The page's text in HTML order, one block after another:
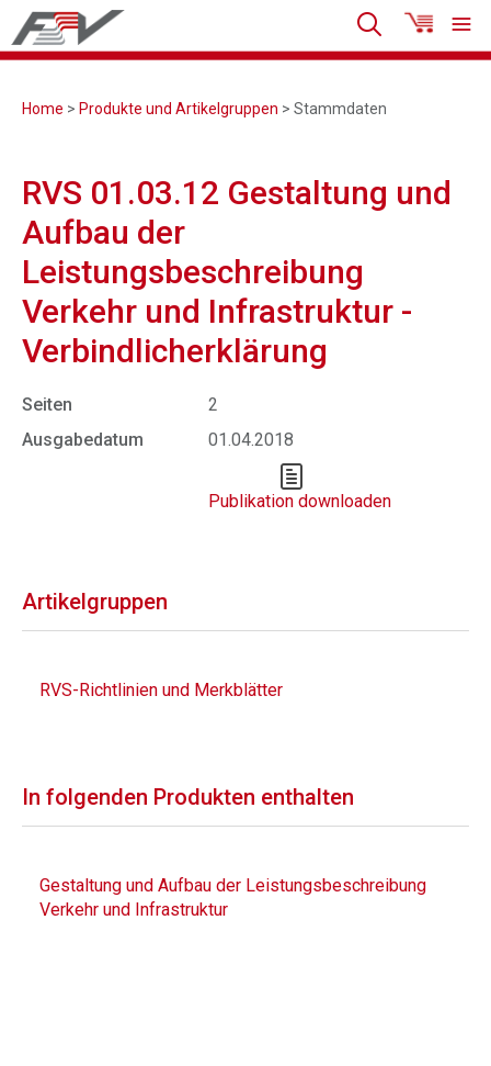
Home > Produkte und Artikelgruppen > Stammdaten
RVS 01.03.12 Gestaltung und
Aufbau der
Leistungsbeschreibung
Verkehr und Infrastruktur -
Verbindlicherklärung
Seiten
2
Ausgabedatum
01.04.2018
Publikation downloaden
Artikelgruppen
RVS-Richtlinien und Merkblätter
In folgenden Produkten enthalten
Gestaltung und Aufbau der Leistungsbeschreibung
Verkehr und Infrastruktur